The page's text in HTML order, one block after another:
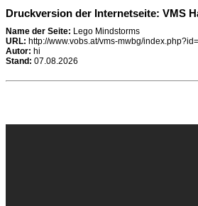
Druckversion der Internetseite: VMS
Name der Seite: Lego Mindstorms
URL: http://www.vobs.at/vms-mwbg/
Autor: hi
Stand: 07.08.2026